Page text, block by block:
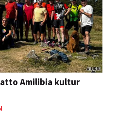
Amilibia kultur